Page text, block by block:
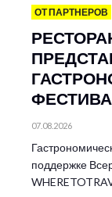
ОТ ПАРТНЕРОВ
07.08.2026
поддержке